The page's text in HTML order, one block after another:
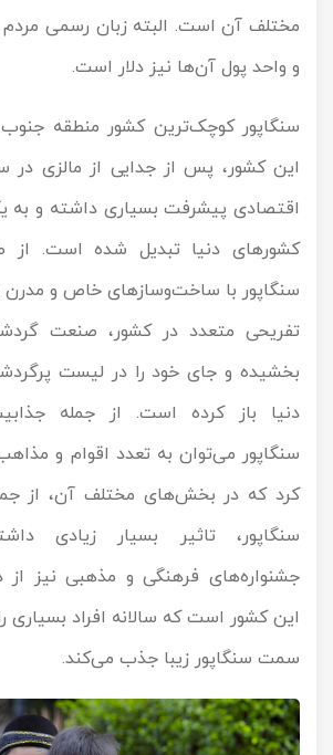
مختلف آن است. البته زبان رسمی مردم
و واحد پول آن‌ها نیز دلار است.
سنگاپور کوچک‌ترین کشور منطقه
اقتصادی پیشرفت بسیاری داشته و به
کشورهای دنیا تبدیل شده است. از
سنگاپور با ساخت‌وسازهای خاص و مدرن
تفریحی متعدد در کشور، صنعت
بخشیده و جای خود را در لیست
دنیا باز کرده است. از جمله
سنگاپور می‌توان به تعدد اقوام و
کرد که در بخش‌های مختلف آن، از
سنگاپور، تاثیر بسیار زیادی
جشنواره‌های فرهنگی و مذهبی نیز از
این کشور است که سالانه افراد بسیاری
سمت سنگاپور زیبا جذب می‌کند.